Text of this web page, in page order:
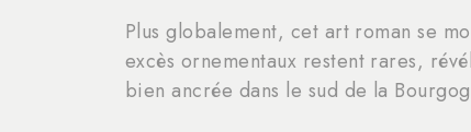
Plus globalement, cet art roman se
excès ornementaux restent rares,
bien ancrée dans le sud de la